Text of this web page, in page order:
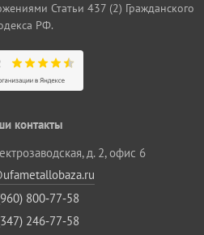
Статьи 437 (2) Гражданского
РФ.
контакты
д. 2, офис 6
800‐77‐58
246‐77‐58